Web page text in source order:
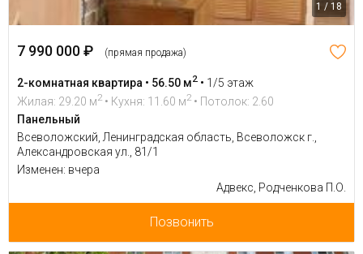
1 / 18
7 990 000 ₽ (прямая продажа)
2-комнатная квартира • 56.50 м2 • 1/5 этаж
Жилая: 29.20 м2 • Кухня: 11.60 м2 • Потолок: 2.60
Панельный
Всеволожский, Ленинградская область, Всеволожск г.,
Александровская ул., 81/1
Изменен: вчера
Адвекс, Родченкова П.О.
Позвонить